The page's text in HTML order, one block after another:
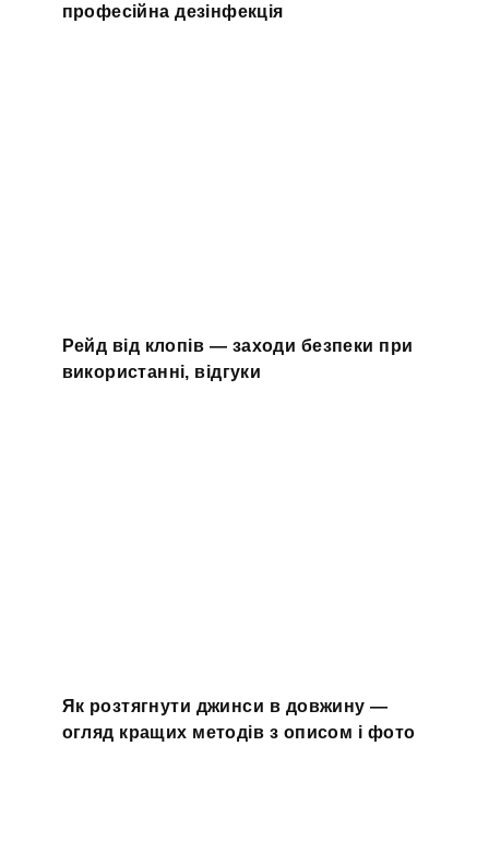
професійна дезінфекція
Рейд від клопів — заходи безпеки при
використанні, відгуки
Як розтягнути джинси в довжину —
огляд кращих методів з описом і фото